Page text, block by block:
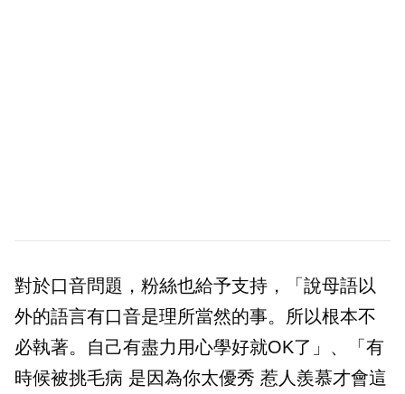
對於口音問題，粉絲也給予支持，「說母語以
外的語言有口音是理所當然的事。所以根本不
必執著。自己有盡力用心學好就OK了」、「有
時候被挑毛病 是因為你太優秀 惹人羨慕才會這